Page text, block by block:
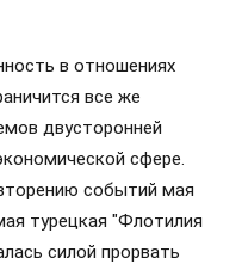
в отношениях
все же
двусторонней
сфере.
событий мая
турецкая "Флотилия
силой прорвать